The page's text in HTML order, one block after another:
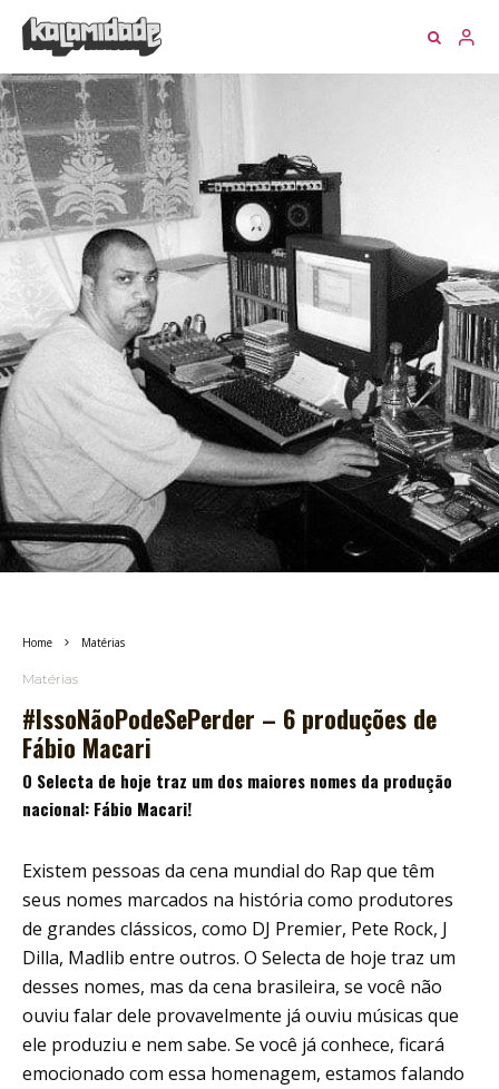
Home Matérias
Matérias
#IssoNãoPodeSePerder – 6 produções de
Fábio Macari
O Selecta de hoje traz um dos maiores nomes da produção
nacional: Fábio Macari!
Existem pessoas da cena mundial do Rap que têm
seus nomes marcados na história como produtores
de grandes clássicos, como DJ Premier, Pete Rock, J
Dilla, Madlib entre outros. O Selecta de hoje traz um
desses nomes, mas da cena brasileira, se você não
ouviu falar dele provavelmente já ouviu músicas que
ele produziu e nem sabe. Se você já conhece, ficará
emocionado com essa homenagem, estamos falando